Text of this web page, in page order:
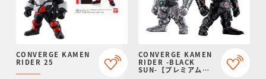
CONVERGE KAMEN
RIDER 25
CONVERGE KAMEN
RIDER -BLACK
SUN-【プレミアムバ